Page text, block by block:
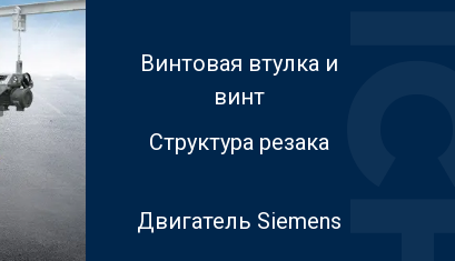
Винтовая втулка и
винт
Структура резака
Двигатель Siemens